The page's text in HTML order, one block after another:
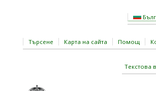
Търсене Карта на сайта Помощ
Текстова